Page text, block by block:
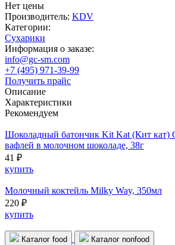
Нет цены
Производитель: KDV
Категории:
Сухарики
Информация о заказе:
info@gc-sm.com
+7 (495) 971-39-99
Получить прайс
Описание
Характеристики
Рекомендуем
Шоколадный батончик Kit Kat (Кит кат)
вафлей в молочном шоколаде, 38г
41 ₽
купить
Молочный коктейль Milky Way, 350мл
220 ₽
купить
Каталог food Каталог nonfood